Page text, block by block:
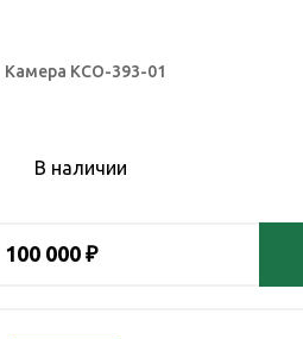
Камера КСО-393-01
В наличии
100 000 ₽